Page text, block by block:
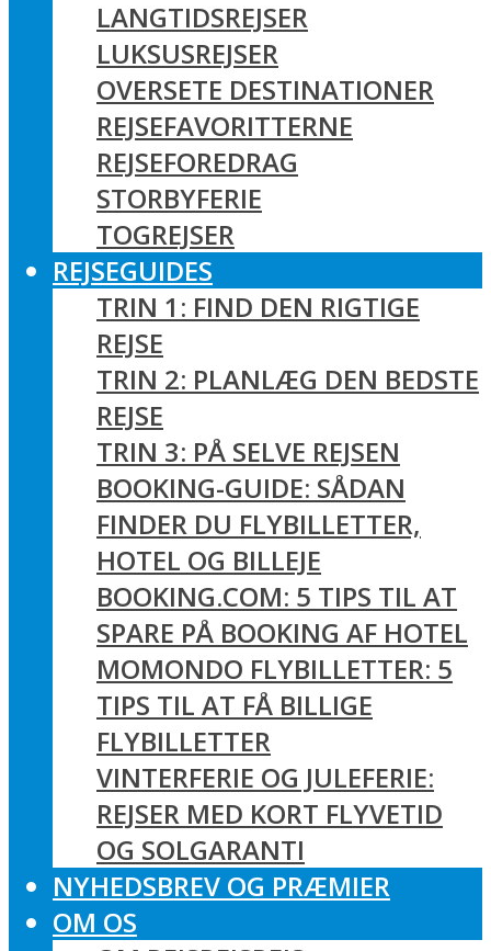
LANGTIDSREJSER
LUKSUSREJSER
OVERSETE DESTINATIONER
REJSEFAVORITTERNE
REJSEFOREDRAG
STORBYFERIE
TOGREJSER
REJSEGUIDES
TRIN 1: FIND DEN RIGTIGE
REJSE
TRIN 2: PLANLÆG DEN BEDSTE
REJSE
TRIN 3: PÅ SELVE REJSEN
BOOKING-GUIDE: SÅDAN
FINDER DU FLYBILLETTER,
HOTEL OG BILLEJE
BOOKING.COM: 5 TIPS TIL AT
SPARE PÅ BOOKING AF HOTEL
MOMONDO FLYBILLETTER: 5
TIPS TIL AT FÅ BILLIGE
FLYBILLETTER
VINTERFERIE OG JULEFERIE:
REJSER MED KORT FLYVETID
OG SOLGARANTI
NYHEDSBREV OG PRÆMIER
OM OS